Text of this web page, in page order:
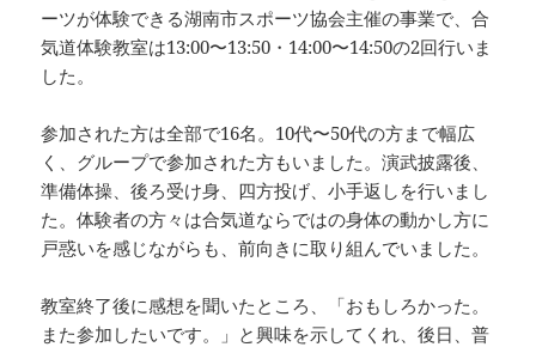
ーツが体験できる湖南市スポーツ協会主催の事業で、合
気道体験教室は13:00〜13:50・14:00〜14:50の2回行いま
した。
参加された方は全部で16名。10代〜50代の方まで幅広
く、グループで参加された方もいました。演武披露後、
準備体操、後ろ受け身、四方投げ、小手返しを行いまし
た。体験者の方々は合気道ならではの身体の動かし方に
戸惑いを感じながらも、前向きに取り組んでいました。
教室終了後に感想を聞いたところ、「おもしろかった。
また参加したいです。」と興味を示してくれ、後日、普